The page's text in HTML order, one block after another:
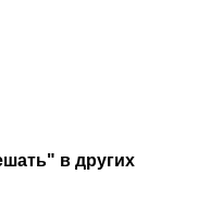
в других